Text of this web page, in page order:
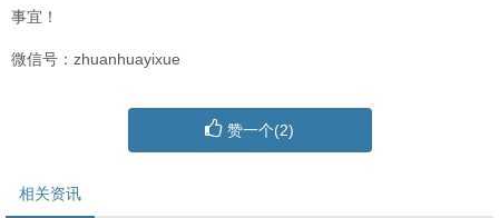
事宜！
微信号：zhuanhuayixue
赞一个(2)
相关资讯